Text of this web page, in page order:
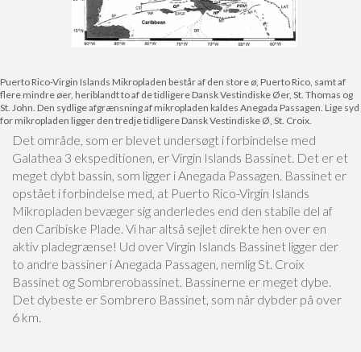
Puerto Rico-Virgin Islands Mikropladen består af den store ø, Puerto Rico, samt af
flere mindre øer, heriblandt to af de tidligere Dansk Vestindiske Øer, St. Thomas og
St. John. Den sydlige afgrænsning af mikropladen kaldes Anegada Passagen. Lige syd
for mikropladen ligger den tredje tidligere Dansk Vestindiske Ø, St. Croix.
Det område, som er blevet undersøgt i forbindelse med
Galathea 3 ekspeditionen, er Virgin Islands Bassinet. Det er et
meget dybt bassin, som ligger i Anegada Passagen. Bassinet er
opstået i forbindelse med, at Puerto Rico-Virgin Islands
Mikropladen bevæger sig anderledes end den stabile del af
den Caribiske Plade. Vi har altså sejlet direkte hen over en
aktiv pladegrænse! Ud over Virgin Islands Bassinet ligger der
to andre bassiner i Anegada Passagen, nemlig St. Croix
Bassinet og Sombrerobassinet. Bassinerne er meget dybe.
Det dybeste er Sombrero Bassinet, som når dybder på over
6 km.